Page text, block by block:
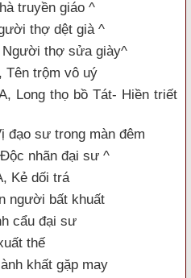
truyền giáo ^
thợ dệt già ^
thợ sửa giày^
Tên trộm vô uý
Long thọ bồ Tát- Hiền triết
đạo sư trong màn đêm
nhãn đại sư ^
Kẻ dối trá
người bất khuất
cẩu đại sư
thế
khất gặp may